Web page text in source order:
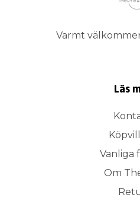
Varmt
Läs
Vanliga
Om